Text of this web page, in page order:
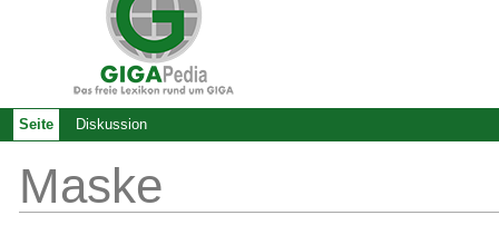
Maske
Seite Diskussion